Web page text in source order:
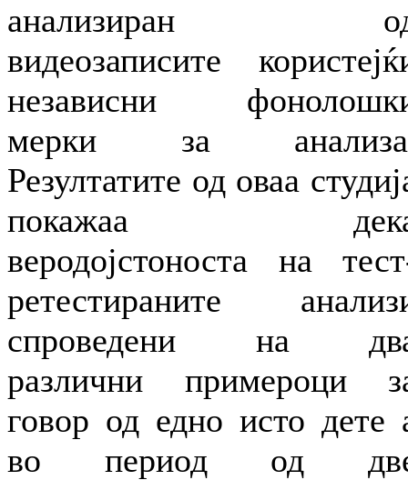
анализиран
видеозаписите
независни
мерки за
Резултатите од оваа
покажаа
веродојстоноста на
ретестираните
спроведени на
различни примероци
говор од едно исто дете
во период од